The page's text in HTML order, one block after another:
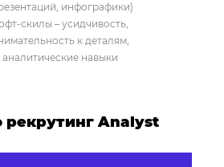
инфографики)
скилы – усидчивость,
к деталям,
аналитические навыки
рекрутинг Analyst